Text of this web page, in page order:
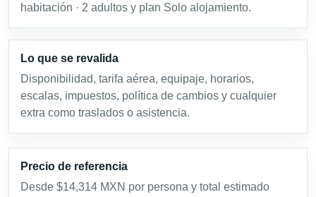
habitación · 2 adultos y plan Solo alojamiento.
Lo que se revalida
Disponibilidad, tarifa aérea, equipaje, horarios,
escalas, impuestos, política de cambios y cualquier
extra como traslados o asistencia.
Precio de referencia
Desde $14,314 MXN por persona y total estimado